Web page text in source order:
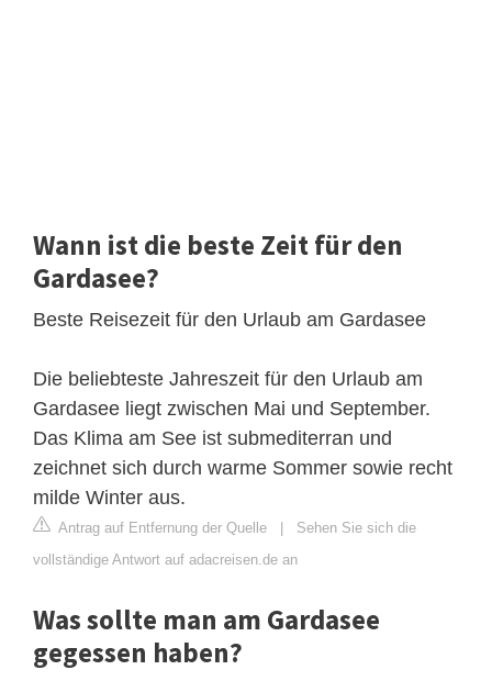
Wann ist die beste Zeit für den
Gardasee?
Beste Reisezeit für den Urlaub am Gardasee
Die beliebteste Jahreszeit für den Urlaub am
Gardasee liegt zwischen Mai und September.
Das Klima am See ist submediterran und
zeichnet sich durch warme Sommer sowie recht
milde Winter aus.
Antrag auf Entfernung der Quelle | Sehen Sie sich die
vollständige Antwort auf adacreisen.de an
Was sollte man am Gardasee
gegessen haben?